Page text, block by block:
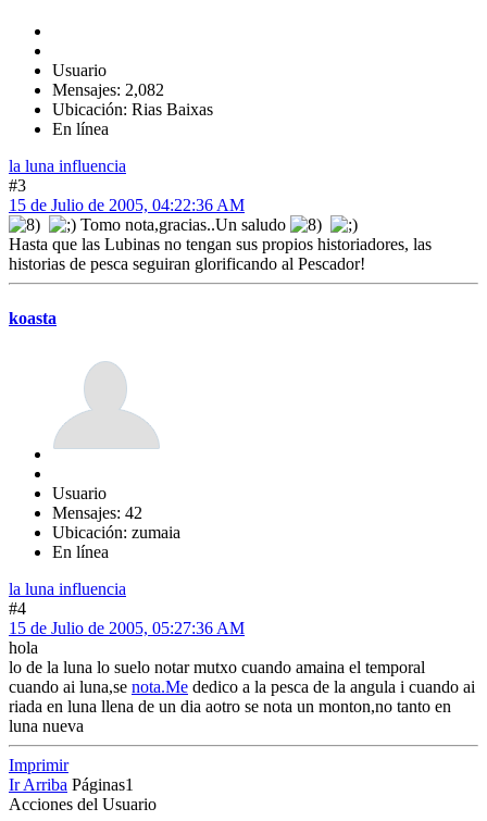
Usuario
Mensajes: 2,082
Ubicación: Rias Baixas
En línea
la luna influencia
#3
15 de Julio de 2005, 04:22:36 AM
Tomo nota,gracias..Un saludo
Hasta que las Lubinas no tengan sus propios historiadores, las
historias de pesca seguiran glorificando al Pescador!
koasta
Usuario
Mensajes: 42
Ubicación: zumaia
En línea
la luna influencia
#4
15 de Julio de 2005, 05:27:36 AM
hola
lo de la luna lo suelo notar mutxo cuando amaina el temporal
cuando ai luna,se nota.Me dedico a la pesca de la angula i cuando ai
riada en luna llena de un dia aotro se nota un monton,no tanto en
luna nueva
Imprimir
Ir Arriba Páginas1
Acciones del Usuario